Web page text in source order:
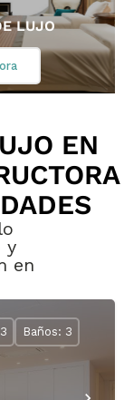
LUJO
EN
y
en
Baños: 3